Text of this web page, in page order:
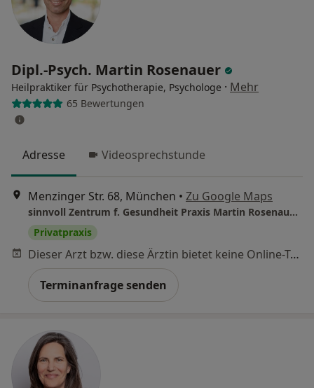
Dipl.-Psych. Martin Rosenauer
Heilpraktiker für Psychotherapie, Psychologe · Mehr
65 Bewertungen
Adresse Videosprechstunde
Menzinger Str. 68, München • Zu Google Maps
sinnvoll Zentrum f. Gesundheit Praxis Martin Rosenauer Heilprakt. für Psychotherapie
Privatpraxis
Dieser Arzt bzw. diese Ärztin bietet keine Online-Terminbuchung an diesem Standort an.
Terminanfrage senden